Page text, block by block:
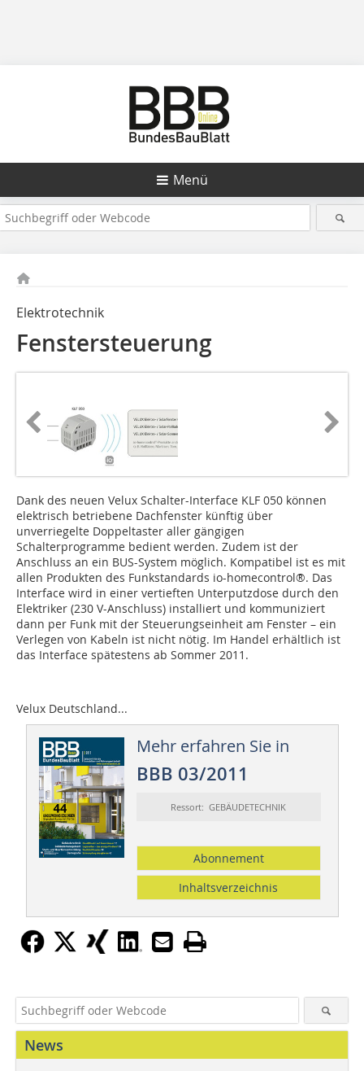
Menü
Elektrotechnik
Fenstersteuerung
Dank des neuen Velux Schalter-Interface KLF 050 können
elektrisch betriebene Dachfenster künftig über
unverriegelte Doppeltaster aller gängigen
Schalterprogramme bedient werden. Zudem ist der
Anschluss an ein BUS-System möglich. Kompatibel ist es mit
allen Produkten des Funkstandards io-homecontrol®. Das
Interface wird in einer vertieften Unterputzdose durch den
Elektriker (230 V-Anschluss) installiert und kommuniziert
dann per Funk mit der Steuerungseinheit am Fenster – ein
Verlegen von Kabeln ist nicht nötig. Im Handel erhältlich ist
das Interface spätestens ab Sommer 2011.
Velux Deutschland...
Mehr erfahren Sie in
BBB 03/2011
Ressort: GEBÄUDETECHNIK
Abonnement
Inhaltsverzeichnis
News